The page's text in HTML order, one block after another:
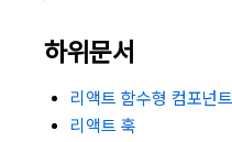
하위문서
리액트 함수형 컴포넌
리액트 훅